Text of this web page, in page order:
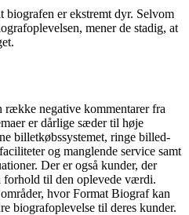
biografen er ekstremt dyr. Selvom
mener de stadig, at
række negative kommentarer fra
er dårlige sæder til høje
billetkøbssystemet, ringe billed-
og manglende service samt
Der er også kunder, der
forhold til den oplevede værdi.
hvor Format Biograf kan
biografoplevelse til deres kunder.